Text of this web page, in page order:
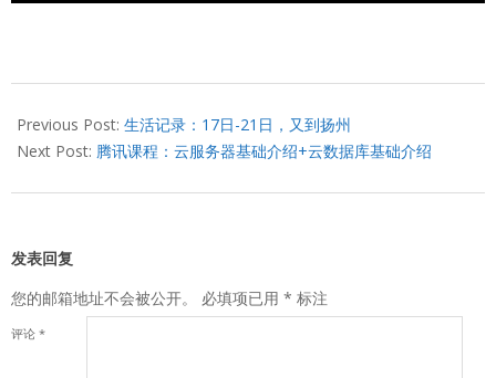
10-
23
Previous Post: 生活记录：17日-21日，又到扬州
Next Post: 腾讯课程：云服务器基础介绍+云数据库基础介绍
发表回复
您的邮箱地址不会被公开。
必填项已用 * 标注
评论 *